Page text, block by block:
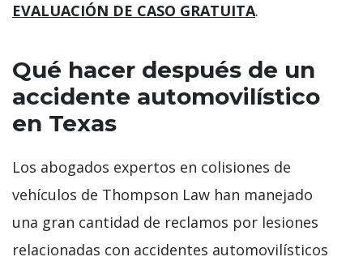
EVALUACIÓN DE CASO GRATUITA.
Qué hacer después de un
accidente automovilístico
en Texas
Los abogados expertos en colisiones de
vehículos de Thompson Law han manejado
una gran cantidad de reclamos por lesiones
relacionadas con accidentes automovilísticos